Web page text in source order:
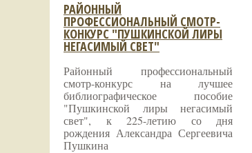
РАЙОННЫЙ
ПРОФЕССИОНАЛЬНЫЙ СМОТР-
КОНКУРС "ПУШКИНСКОЙ ЛИРЫ
НЕГАСИМЫЙ СВЕТ"
Районный профессиональный
смотр-конкурс на лучшее
библиографическое пособие
"Пушкинской лиры негасимый
свет", к 225-летию со дня
рождения Александра Сергеевича
Пушкина